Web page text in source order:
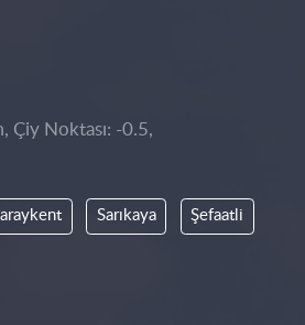
Çiy Noktası: -0.5,
Sarıkaya Şefaatli